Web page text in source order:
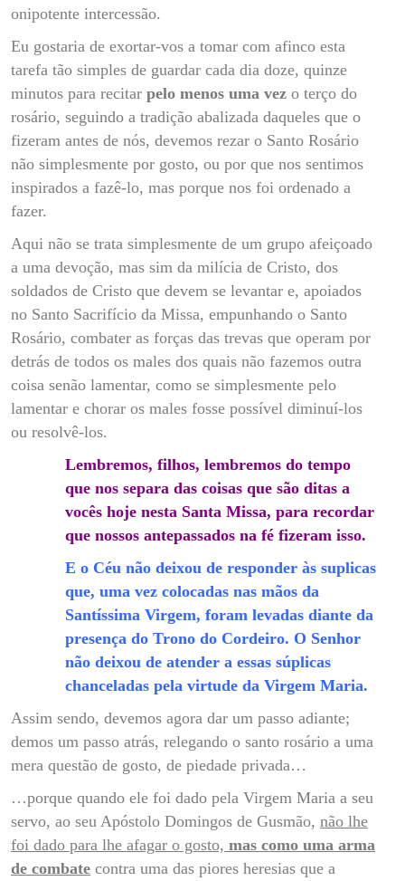
onipotente intercessão.
Eu gostaria de exortar-vos a tomar com afinco esta
tarefa tão simples de guardar cada dia doze, quinze
minutos para recitar pelo menos uma vez o terço do
rosário, seguindo a tradição abalizada daqueles que o
fizeram antes de nós, devemos rezar o Santo Rosário
não simplesmente por gosto, ou por que nos sentimos
inspirados a fazê-lo, mas porque nos foi ordenado a
fazer.
Aqui não se trata simplesmente de um grupo afeiçoado
a uma devoção, mas sim da milícia de Cristo, dos
soldados de Cristo que devem se levantar e, apoiados
no Santo Sacrifício da Missa, empunhando o Santo
Rosário, combater as forças das trevas que operam por
detrás de todos os males dos quais não fazemos outra
coisa senão lamentar, como se simplesmente pelo
lamentar e chorar os males fosse possível diminuí-los
ou resolvê-los.
Lembremos, filhos, lembremos do tempo
que nos separa das coisas que são ditas a
vocês hoje nesta Santa Missa, para recordar
que nossos antepassados na fé fizeram isso.
E o Céu não deixou de responder às suplicas
que, uma vez colocadas nas mãos da
Santíssima Virgem, foram levadas diante da
presença do Trono do Cordeiro. O Senhor
não deixou de atender a essas súplicas
chanceladas pela virtude da Virgem Maria.
Assim sendo, devemos agora dar um passo adiante;
demos um passo atrás, relegando o santo rosário a uma
mera questão de gosto, de piedade privada…
…porque quando ele foi dado pela Virgem Maria a seu
servo, ao seu Apóstolo Domingos de Gusmão, não lhe
foi dado para lhe afagar o gosto, mas como uma arma
de combate contra uma das piores heresias que a